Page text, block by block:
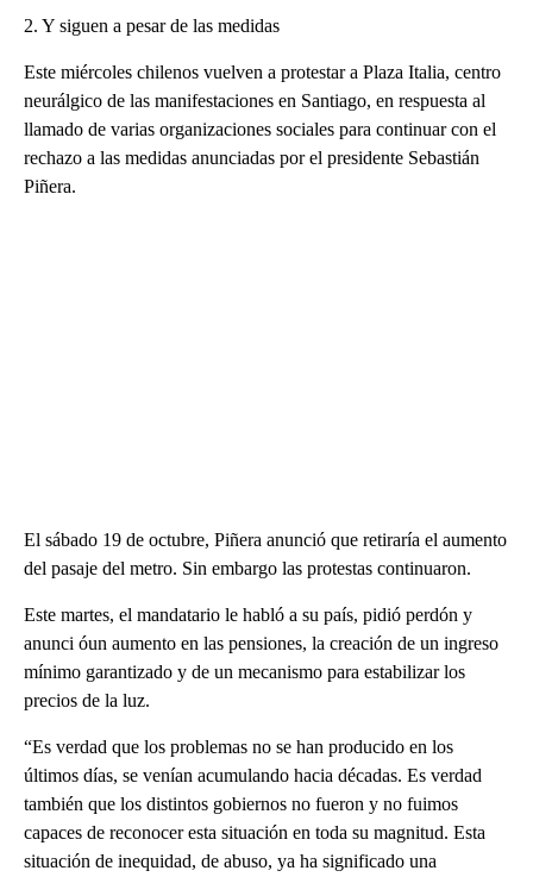
2. Y siguen a pesar de las medidas
Este miércoles chilenos vuelven a protestar a Plaza Italia, centro
neurálgico de las manifestaciones en Santiago, en respuesta al
llamado de varias organizaciones sociales para continuar con el
rechazo a las medidas anunciadas por el presidente Sebastián
Piñera.
El sábado 19 de octubre, Piñera anunció que retiraría el aumento
del pasaje del metro. Sin embargo las protestas continuaron.
Este martes, el mandatario le habló a su país, pidió perdón y
anunci óun aumento en las pensiones, la creación de un ingreso
mínimo garantizado y de un mecanismo para estabilizar los
precios de la luz.
“Es verdad que los problemas no se han producido en los
últimos días, se venían acumulando hacia décadas. Es verdad
también que los distintos gobiernos no fueron y no fuimos
capaces de reconocer esta situación en toda su magnitud. Esta
situación de inequidad, de abuso, ya ha significado una